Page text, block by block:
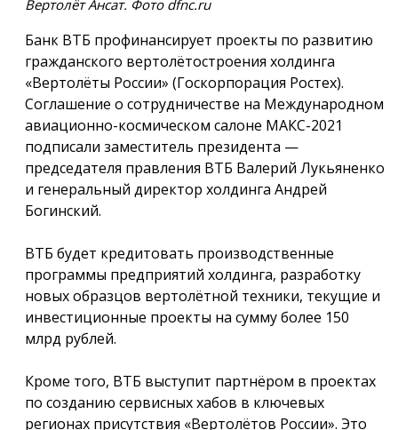
Вертолёт Ансат. Фото dfnc.ru
Банк ВТБ профинансирует проекты по развитию
гражданского вертолётостроения холдинга
«Вертолёты России» (Госкорпорация Ростех).
Соглашение о сотрудничестве на Международном
авиационно-космическом салоне МАКС-2021
подписали заместитель президента —
председателя правления ВТБ Валерий Лукьяненко
и генеральный директор холдинга Андрей
Богинский.
ВТБ будет кредитовать производственные
программы предприятий холдинга, разработку
новых образцов вертолётной техники, текущие и
инвестиционные проекты на сумму более 150
млрд рублей.
Кроме того, ВТБ выступит партнёром в проектах
по созданию сервисных хабов в ключевых
регионах присутствия «Вертолётов России». Это